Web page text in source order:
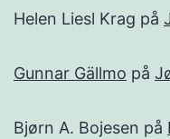
Helen Liesl Krag på
Gunnar Gällmo på
Bjørn A. Bojesen på